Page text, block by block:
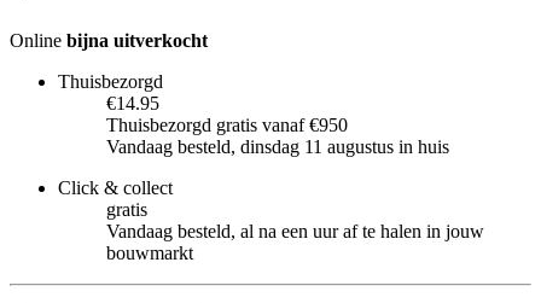
Online bijna uitverkocht
Thuisbezorgd
€14.95
Thuisbezorgd gratis vanaf €950
Vandaag besteld, dinsdag 11 augustus in huis
Click & collect
gratis
Vandaag besteld, al na een uur af te halen in jouw
bouwmarkt